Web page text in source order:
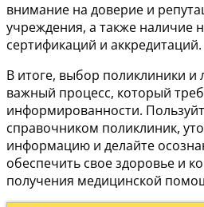
внимание на доверие и
учреждения, а также наличие
сертификаций и аккредитаций.
В итоге, выбор поликлиники и
важный процесс, который
информированности.
справочником поликлиник,
информацию и делайте
обеспечить свое здоровье и
получения медицинской